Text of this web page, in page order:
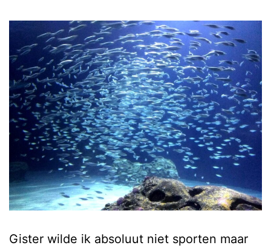
Gister wilde ik absoluut niet sporten maar